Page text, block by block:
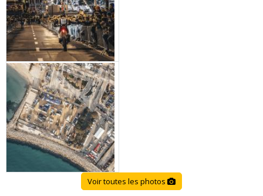
Voir toutes les photos